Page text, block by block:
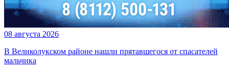
08 августа 2026
В Великолукском районе нашли прятавшегося от спасателей
мальчика